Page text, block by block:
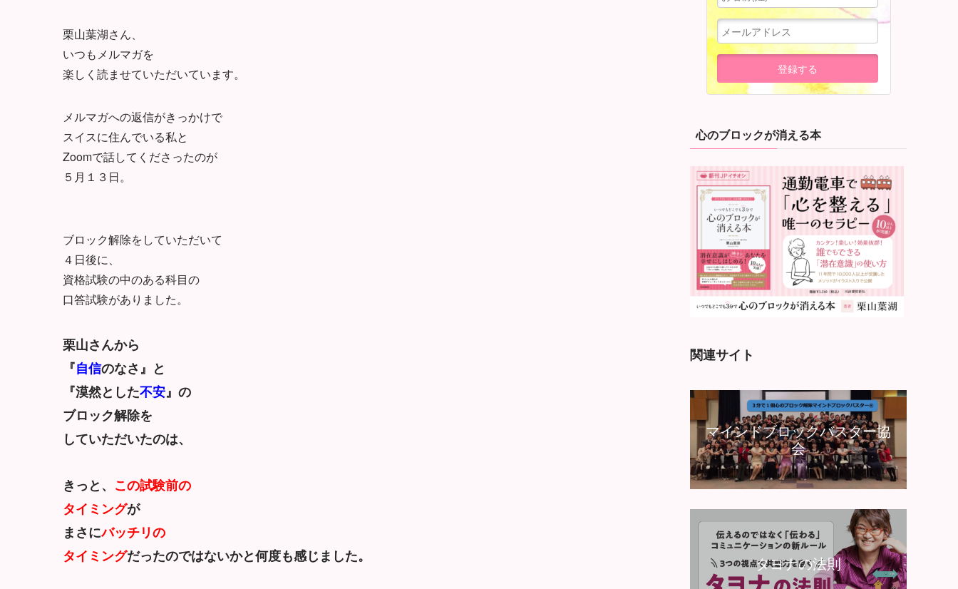
栗山葉湖さん、
いつもメルマガを
楽しく読ませていただいています。
メルマガへの返信がきっかけで
スイスに住んでいる私と
Zoomで話してくださったのが
５月１３日。
ブロック解除をしていただいて
４日後に、
資格試験の中のある科目の
口答試験がありました。
栗山さんから
『自信のなさ』と
『漠然とした不安』の
ブロック解除を
していただいたのは、
きっと、 この試験前の
タイミングが
まさにバッチリの
タイ ミングだったのではないかと何度も感じました。
心のブロックが消える本
関連サイト
マインドブロックバスター協
会
タヨナの法則